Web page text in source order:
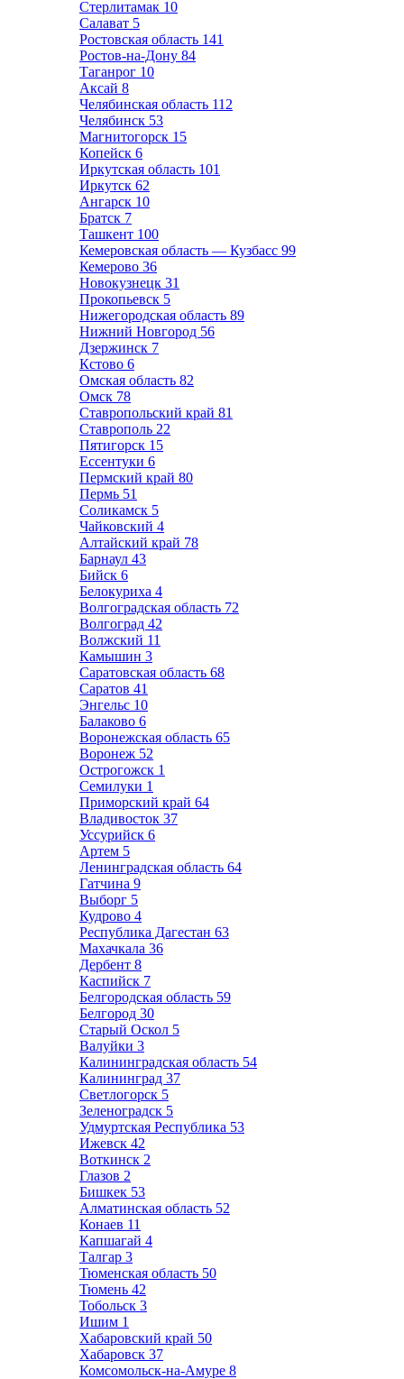
Стерлитамак 10
Салават 5
Ростовская область 141
Ростов-на-Дону 84
Таганрог 10
Аксай 8
Челябинская область 112
Челябинск 53
Магнитогорск 15
Копейск 6
Иркутская область 101
Иркутск 62
Ангарск 10
Братск 7
Ташкент 100
Кемеровская область — Кузбасс 99
Кемерово 36
Новокузнецк 31
Прокопьевск 5
Нижегородская область 89
Нижний Новгород 56
Дзержинск 7
Кстово 6
Омская область 82
Омск 78
Ставропольский край 81
Ставрополь 22
Пятигорск 15
Ессентуки 6
Пермский край 80
Пермь 51
Соликамск 5
Чайковский 4
Алтайский край 78
Барнаул 43
Бийск 6
Белокуриха 4
Волгоградская область 72
Волгоград 42
Волжский 11
Камышин 3
Саратовская область 68
Саратов 41
Энгельс 10
Балаково 6
Воронежская область 65
Воронеж 52
Острогожск 1
Семилуки 1
Приморский край 64
Владивосток 37
Уссурийск 6
Артем 5
Ленинградская область 64
Гатчина 9
Выборг 5
Кудрово 4
Республика Дагестан 63
Махачкала 36
Дербент 8
Каспийск 7
Белгородская область 59
Белгород 30
Старый Оскол 5
Валуйки 3
Калининградская область 54
Калининград 37
Светлогорск 5
Зеленоградск 5
Удмуртская Республика 53
Ижевск 42
Воткинск 2
Глазов 2
Бишкек 53
Алматинская область 52
Конаев 11
Капшагай 4
Талгар 3
Тюменская область 50
Тюмень 42
Тобольск 3
Ишим 1
Хабаровский край 50
Хабаровск 37
Комсомольск-на-Амуре 8